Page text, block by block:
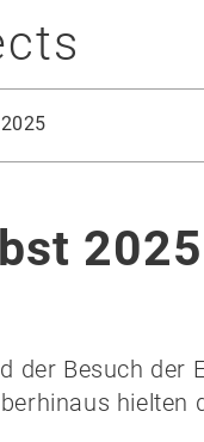
2025
der Besuch